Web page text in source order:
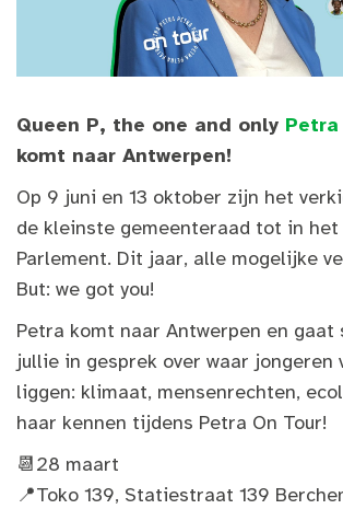
Queen P, the one and only
komt naar Antwerpen!
Op 9 juni en 13 oktober zijn het
de kleinste gemeenteraad tot in het
Parlement. Dit jaar, alle mogelijke
But: we got you!
Petra komt naar Antwerpen en gaat
jullie in gesprek over waar jongeren
liggen: klimaat, mensenrechten,
haar kennen tijdens Petra On Tour!
📆28 maart
📍Toko 139, Statiestraat 139